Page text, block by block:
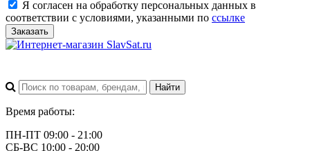
Я согласен на обработку персональных данных в
соответствии с условиями, указанными по ссылке
Заказать
Время работы:
ПН-ПТ 09:00 - 21:00
СБ-ВС 10:00 - 20:00